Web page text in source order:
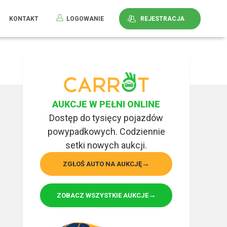
KONTAKT LOGOWANIE REJESTRACJA
AUKCJE W PEŁNI ONLINE
Dostęp do tysięcy pojazdów
powypadkowych. Codziennie
setki nowych aukcji.
ZGŁOŚ AUTO NA AUKCJĘ
ZOBACZ WSZYSTKIE AUKCJE